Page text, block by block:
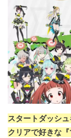
スタートダッシ
クリアで好きな